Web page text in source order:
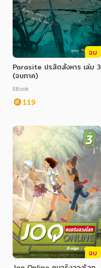
จบ
Parasite ปรสิตสังหาร เล่ม 3
(จบภาค)
EBook
119
จบ